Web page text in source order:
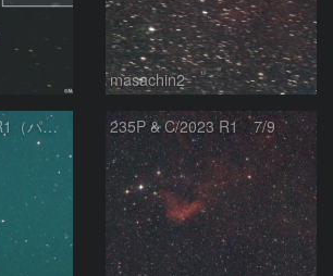
masachin2
7月10日のC/2023 R1（パンスターズ彗星） 235P & C/2023 R1 7/9